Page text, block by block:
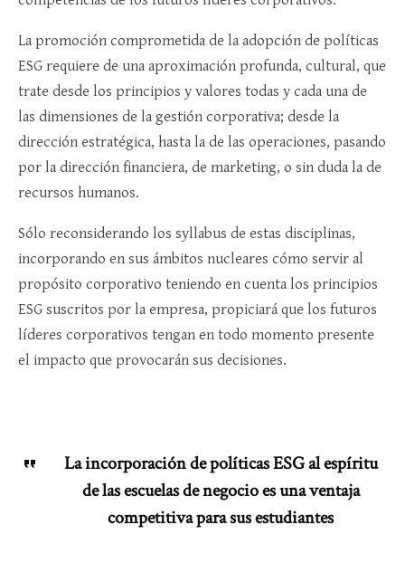
La promoción comprometida de la adopción de políticas
ESG requiere de una aproximación profunda, cultural, que
trate desde los principios y valores todas y cada una de
las dimensiones de la gestión corporativa; desde la
dirección estratégica, hasta la de las operaciones, pasando
por la dirección financiera, de marketing, o sin duda la de
recursos humanos.
Sólo reconsiderando los syllabus de estas disciplinas,
incorporando en sus ámbitos nucleares cómo servir al
propósito corporativo teniendo en cuenta los principios
ESG suscritos por la empresa, propiciará que los futuros
líderes corporativos tengan en todo momento presente
el impacto que provocarán sus decisiones.
La incorporación de políticas ESG al espíritu
de las escuelas de negocio es una ventaja
competitiva para sus estudiantes